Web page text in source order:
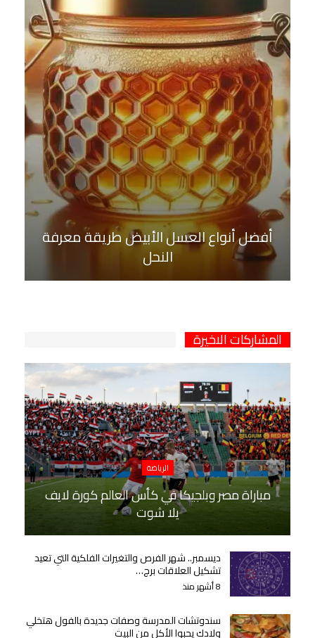
أفضل أنواع العسل الأبيض طريقة معرفة
النحل
المشاركات الاخيرة
الرياضة
مباراة مصر وبلجيكا في كأس العالم كورة لايف
يلا شوت
ديسمبر.. شهر الفرص والتغيرات الفلكية التي تعيد
تشكيل العلاقات برج…
8 أشهر منذ
سندوتشات المدرسة وصفات جديدة بالفول هتخلي
ولادك يحبوا الأكل من البيت